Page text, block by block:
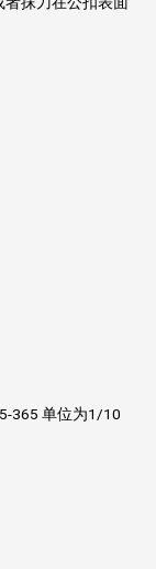
365 单位为1/10